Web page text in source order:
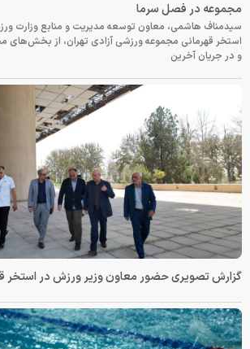
مجموعه در فصل سرما
سیدمناف هاشمی، معاون توسعه مدیریت و منابع وزارت
استخر قهرمانی مجموعه ورزشی آزادی تهران، از بخش‌های
و در جریان آخرین
گزارش تصویری حضور معاون وزیر ورزش در استخر